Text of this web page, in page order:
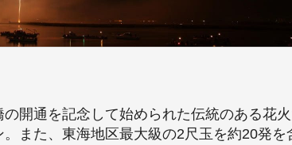
開通を記念して始められた伝統のある花
また、東海地区最大級の2尺玉を約20発